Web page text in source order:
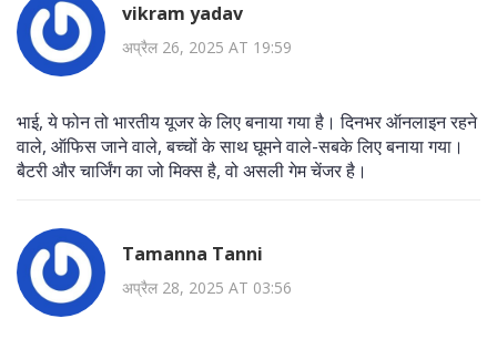
vikram yadav
अप्रैल 26, 2025 AT 19:59
भाई, ये फोन तो भारतीय यूजर के लिए बनाया गया है। दिनभर ऑनलाइन रहने
वाले, ऑफिस जाने वाले, बच्चों के साथ घूमने वाले-सबके लिए बनाया गया।
बैटरी और चार्जिंग का जो मिक्स है, वो असली गेम चेंजर है।
Tamanna Tanni
अप्रैल 28, 2025 AT 03:56